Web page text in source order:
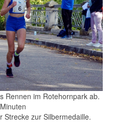
Rennen im Rotehornpark ab.
Strecke zur Silbermedaille.